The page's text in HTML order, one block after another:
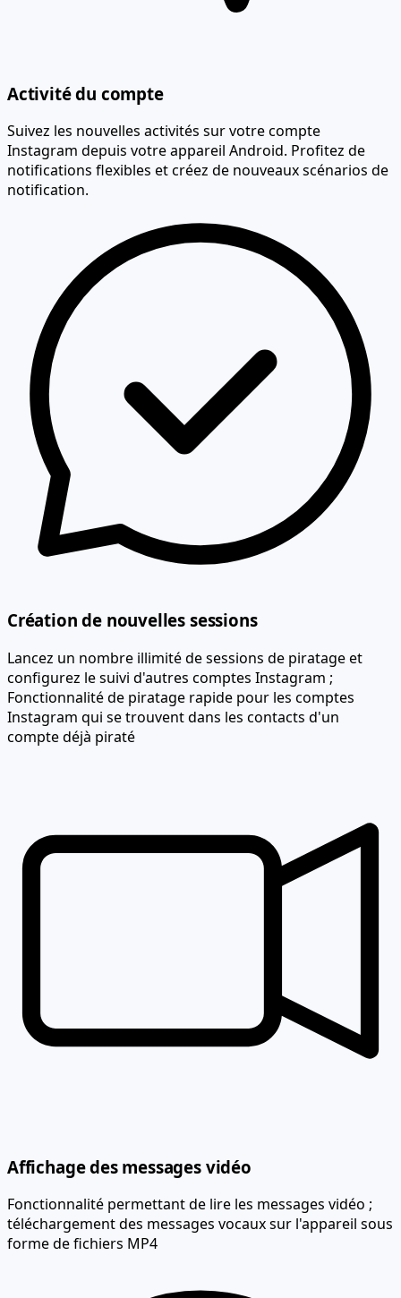
Activité du compte
Suivez les nouvelles activités sur votre compte
Instagram depuis votre appareil Android. Profitez de
notifications flexibles et créez de nouveaux scénarios de
notification.
Création de nouvelles sessions
Lancez un nombre illimité de sessions de piratage et
configurez le suivi d'autres comptes Instagram ;
Fonctionnalité de piratage rapide pour les comptes
Instagram qui se trouvent dans les contacts d'un
compte déjà piraté
Affichage des messages vidéo
Fonctionnalité permettant de lire les messages vidéo ;
téléchargement des messages vocaux sur l'appareil sous
forme de fichiers MP4